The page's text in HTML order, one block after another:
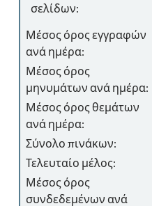
σελίδων:
Μέσος όρος εγγραφών
ανά ημέρα:
Μέσος όρος
μηνυμάτων ανά ημέρα:
Μέσος όρος θεμάτων
ανά ημέρα:
Σύνολο πινάκων:
Τελευταίο μέλος:
Μέσος όρος
συνδεδεμένων ανά